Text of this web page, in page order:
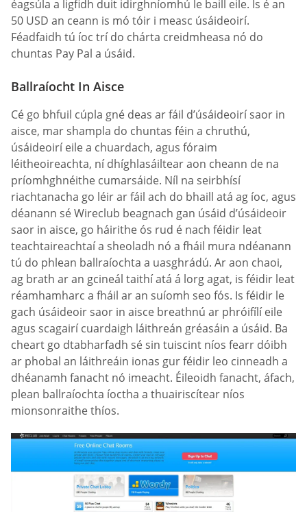
éagsúla a ligfidh duit idirghníomhú le baill eile. Is é an
50 USD an ceann is mó tóir i measc úsáideoirí.
Féadfaidh tú íoc trí do chárta creidmheasa nó do
chuntas Pay Pal a úsáid.
Ballraíocht In Aisce
Cé go bhfuil cúpla gné deas ar fáil d’úsáideoirí saor in
aisce, mar shampla do chuntas féin a chruthú,
úsáideoirí eile a chuardach, agus fóraim
léitheoireachta, ní dhíghlasáiltear aon cheann de na
príomhghnéithe cumarsáide. Níl na seirbhísí
riachtanacha go léir ar fáil ach do bhaill atá ag íoc, agus
déanann sé Wireclub beagnach gan úsáid d’úsáideoir
saor in aisce, go háirithe ós rud é nach féidir leat
teachtaireachtaí a sheoladh nó a fháil mura ndéanann
tú do phlean ballraíochta a uasghrádú. Ar aon chaoi,
ag brath ar an gcineál taithí atá á lorg agat, is féidir leat
réamhamharc a fháil ar an suíomh seo fós. Is féidir le
gach úsáideoir saor in aisce breathnú ar phróifílí eile
agus scagairí cuardaigh láithreán gréasáin a úsáid. Ba
cheart go dtabharfadh sé sin tuiscint níos fearr dóibh
ar phobal an láithreáin ionas gur féidir leo cinneadh a
dhéanamh fanacht nó imeacht. Éileoidh fanacht, áfach,
plean ballraíochta íoctha a thuairiscítear níos
mionsonraithe thíos.